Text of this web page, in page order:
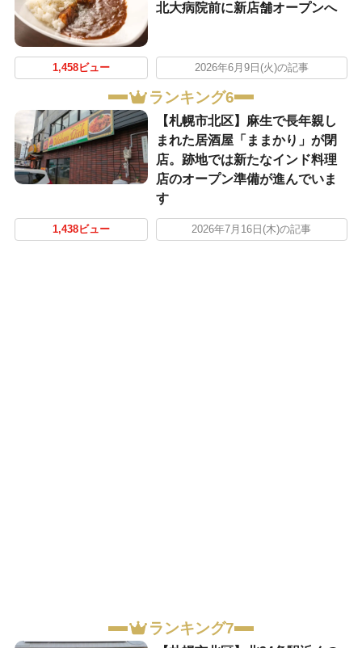
北大病院前に新店舗オープンへ
1,458ビュー 2026年6月9日(火)の記事
ランキング6
【札幌市北区】麻生で長年親し
まれた居酒屋「ままかり」が閉
店。跡地では新たなインド料理
店のオープン準備が進んでいま
す
1,438ビュー 2026年7月16日(木)の記事
ランキング7